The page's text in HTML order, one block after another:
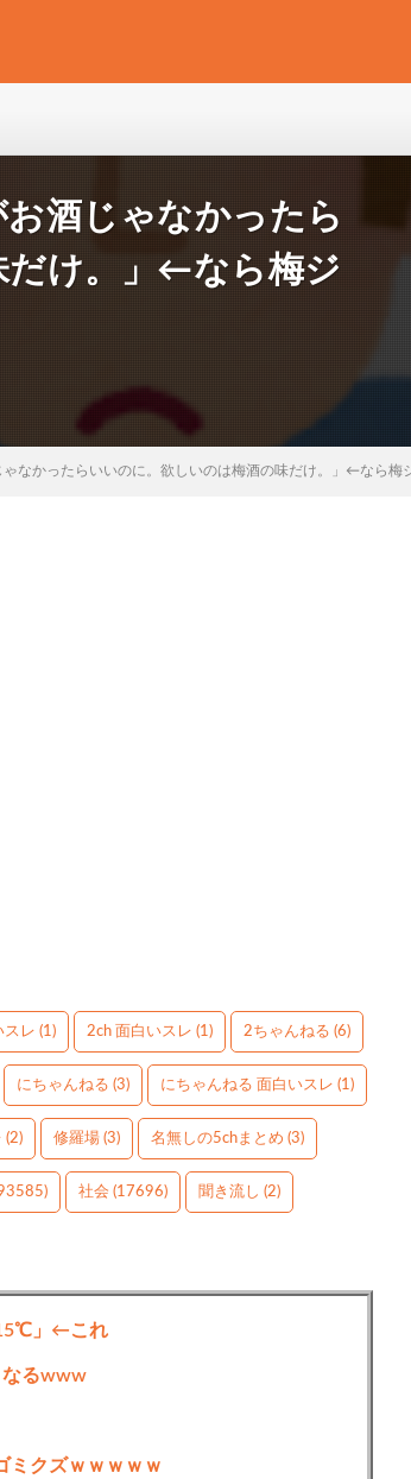
酒じゃなかったら
だけ。」←なら梅ジ
なかったらいいのに。欲しいのは梅酒の味だけ。」←なら梅
スレ (1) 2ch 面白いスレ (1) 2ちゃんねる (6)
にちゃんねる (3) にちゃんねる 面白いスレ (1)
(2) 修羅場 (3) 名無しの5chまとめ (3)
社会 (17696) 聞き流し (2)
15℃」←これ
なるwww
ミクズｗｗｗｗｗ